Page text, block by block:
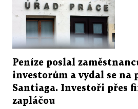
Peníze poslal
investorům a vydal se na
Santiaga. Investoři přes
zapláčou